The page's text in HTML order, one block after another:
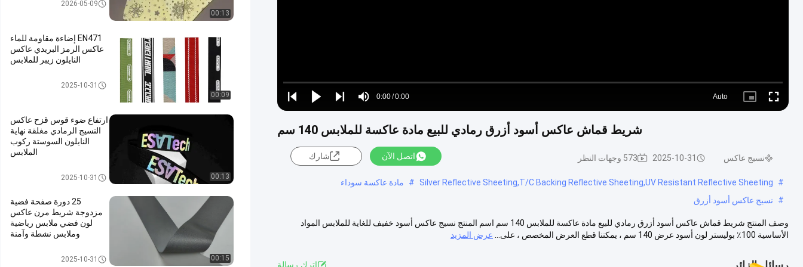
Play
Play
Play
Mute
Time
0:00/0:00
Loaded:
0%
Auto
Picture- Fullscreen
شريط قماش عاكس أسود أزرق رمادي للبيع مادة عاكسة للملابس 140 سم
نسيج عاكس 2025-10-31 573 وجهات النظر اتصل الآن شارك
#
Silver Reflective Sheeting,T/C Backing Reflective Sheeting,UV Resistant Reflective Sheeting
#
مادة عاكسة سوداء
#
نسيج عاكس أسود أزرق
وصف المنتج شريط قماش عاكس أسود أزرق رمادي للبيع مادة عاكسة للملابس 140 سم اسم المنتج نسيج عاكس أسود خفيف للغاية للملابس المواد
الأساسية 100٪ بوليستر لون أسود عرض 140 سم ، يمكننا قطع العرض المخصص ، على...
عرض المزيد
اترك رسالة
00:13
2026-05-09
00:09
EN471 إضاءة مقاومة للماء
عاكس الرمز البريدي عاكس
النايلون زيبر للملابس
Colorful Reflective Fabric
2025-10-31
00:13
ارتفاع ضوء قوس قزح عاكس
النسيج الرمادي مغلقة نهاية
النايلون السوستة ركوب
الملابس
Colorful Reflective Fabric
2025-10-31
00:15
25 دورة صفحة فضية
مزدوجة شريط مرن عاكس
لون فضي ملابس رياضية
وملابس نشطة وآمنة
Silver Reflective Fabric
2025-10-31